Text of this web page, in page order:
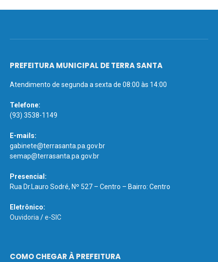
PREFEITURA MUNICIPAL DE TERRA SANTA
Atendimento de segunda a sexta de 08:00 às 14:00
Telefone:
(93) 3538-1149
E-mails:
gabinete@terrasanta.pa.gov.br
semap@terrasanta.pa.gov.br
Presencial:
Rua Dr.Lauro Sodré, Nº 527 – Centro – Bairro: Centro
Eletrônico:
Ouvidoria /e-SIC
COMO CHEGAR À PREFEITURA